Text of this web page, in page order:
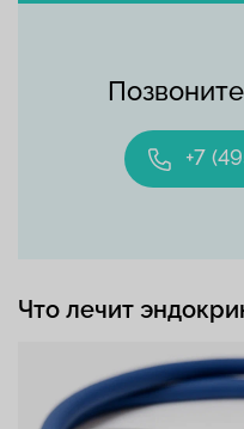
+7
Что лечит